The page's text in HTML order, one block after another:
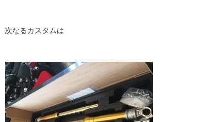
次なるカスタムは